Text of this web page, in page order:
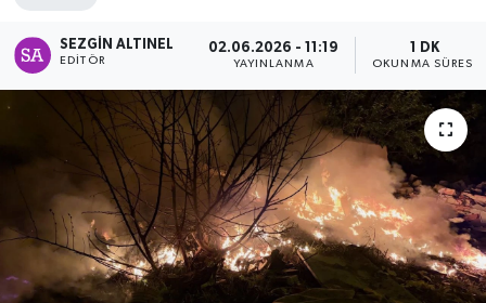
SEZGIN ALTINEL
EDITÖR
02.06.2026 - 11:19
YAYINLANMA
1 DK
OKUNMA SÜRESI
İLÇELERİMİZ
RESMİ İLAN